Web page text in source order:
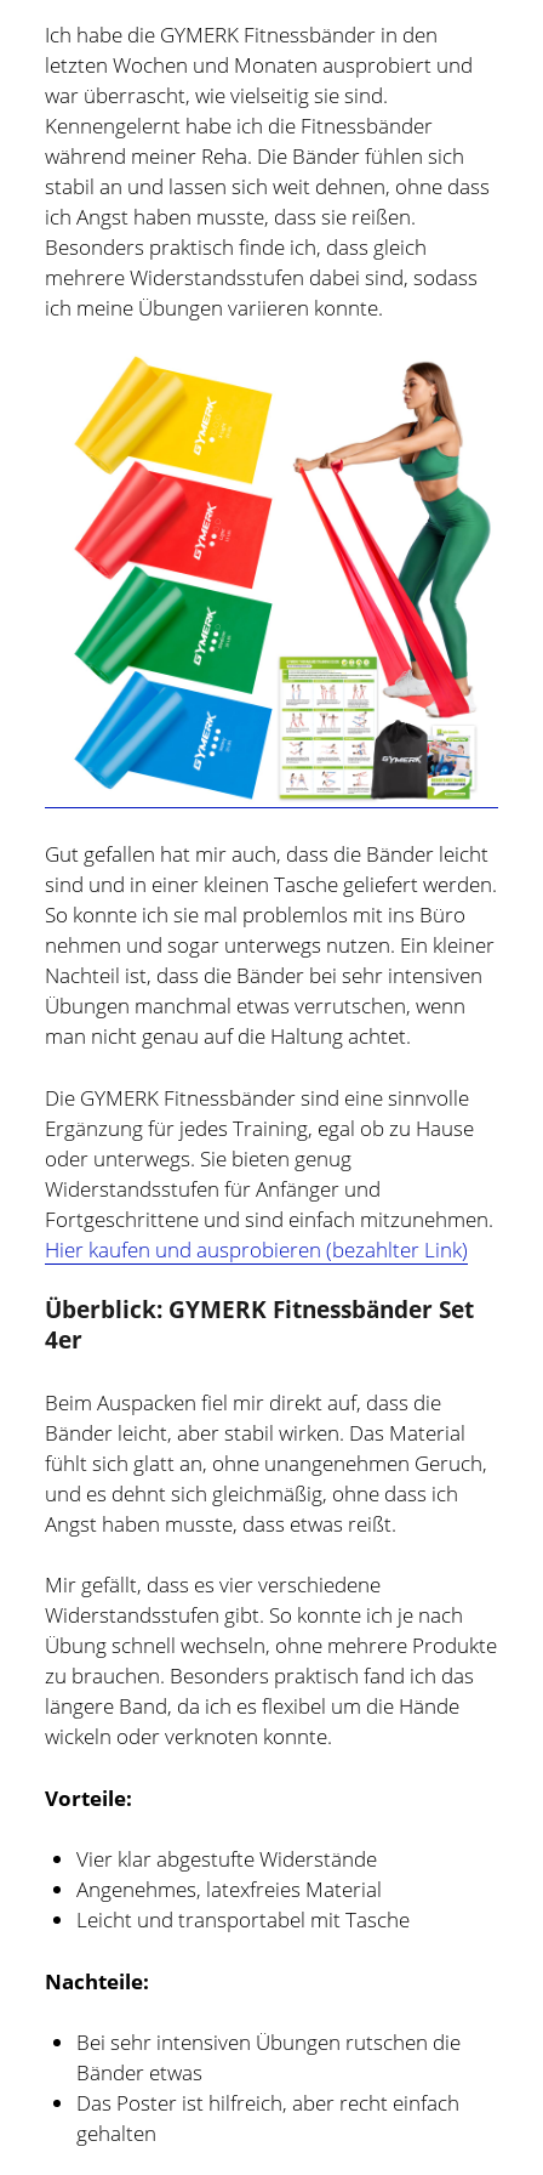
Kontakt
facebooklinkedinpinterestyoutube
email-
form
paypal
Hildesheim(101)
Infos und Know How(152)
Besondere Orte(48)
Bücher und Magazine(15)
Haus, Wohnung und Garten(17)
Selbstmanagement(28)
Technik(9)
Inlineskaten(103)
Wer schreibt hier?
Holger Modler
Beruflich beschäftige ich mich mit User Experience und
und bin zur Zeit für Prozesse, Methoden und Tools
(PMT) im Compute Middleware Bereich bei der ETAS
GmbH verantwortlich.
In meiner Freizeit bin ich Blogger und Webdesigner und
begeistere mich für gute Technik, hilfreiche Tipps sowie
Weitere Infos über mich könnt Ihr gerne auf meiner
Ich habe die GYMERK Fitnessbänder in den
letzten Wochen und Monaten ausprobiert und
war überrascht, wie vielseitig sie sind.
Kennengelernt habe ich die Fitnessbänder
während meiner Reha. Die Bänder fühlen sich
stabil an und lassen sich weit dehnen, ohne dass
ich Angst haben musste, dass sie reißen.
Besonders praktisch finde ich, dass gleich
mehrere Widerstandsstufen dabei sind, sodass
ich meine Übungen variieren konnte.
Gut gefallen hat mir auch, dass die Bänder leicht
sind und in einer kleinen Tasche geliefert werden.
So konnte ich sie mal problemlos mit ins Büro
nehmen und sogar unterwegs nutzen. Ein kleiner
Nachteil ist, dass die Bänder bei sehr intensiven
Übungen manchmal etwas verrutschen, wenn
man nicht genau auf die Haltung achtet.
Die GYMERK Fitnessbänder sind eine sinnvolle
Ergänzung für jedes Training, egal ob zu Hause
oder unterwegs. Sie bieten genug
Widerstandsstufen für Anfänger und
Fortgeschrittene und sind einfach mitzunehmen.
Hier kaufen und ausprobieren (bezahlter Link)
Überblick: GYMERK Fitnessbänder Set
4er
Beim Auspacken fiel mir direkt auf, dass die
Bänder leicht, aber stabil wirken. Das Material
fühlt sich glatt an, ohne unangenehmen Geruch,
und es dehnt sich gleichmäßig, ohne dass ich
Angst haben musste, dass etwas reißt.
Mir gefällt, dass es vier verschiedene
Widerstandsstufen gibt. So konnte ich je nach
Übung schnell wechseln, ohne mehrere Produkte
zu brauchen. Besonders praktisch fand ich das
längere Band, da ich es flexibel um die Hände
wickeln oder verknoten konnte.
Vorteile:
Vier klar abgestufte Widerstände
Angenehmes, latexfreies Material
Leicht und transportabel mit Tasche
Nachteile:
Bei sehr intensiven Übungen rutschen die
Bänder etwas
Das Poster ist hilfreich, aber recht einfach
gehalten